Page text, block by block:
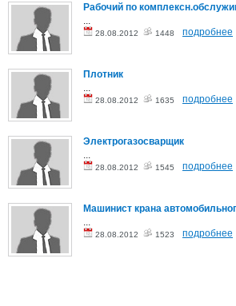
Рабочий по
28.08.2012 1448 подробнее
Плотник
28.08.2012 1635 подробнее
Электрогазосварщик
...
28.08.2012 1545 подробнее
Машинист крана
...
28.08.2012 1523 подробнее